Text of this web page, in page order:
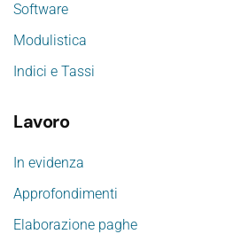
Software
Modulistica
Indici e Tassi
Lavoro
In evidenza
Approfondimenti
Elaborazione paghe